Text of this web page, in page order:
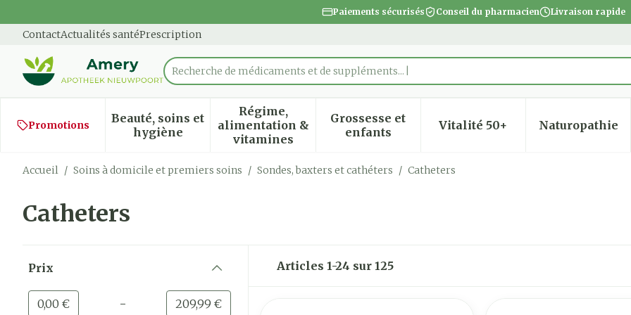
Paiements sécurisés Conseil du pharmacien Livraison rapide
ContactActualités santéPrescription
Rechercher
Recherche de médicaments
Promotions
Beauté, soins et
hygièneAfficher le sous-menu pour la catégorie Beauté, soins et hygiène
Régime,
alimentation &
vitamines
Afficher le sous-menu pour la catégorie Régime,
Grossesse et
enfantsAfficher le sous-menu pour la catégorie
Vitalité 50+Afficher le sous-menu
Naturopathie
Afficher
Accueil / Soins à domicile et premiers soins / Sondes, baxters et cathéters / Catheters
Catheters
Prix
Valeur minimale
0,00 € - Valeur maximale
209,99 €
Articles 1-24 sur 125